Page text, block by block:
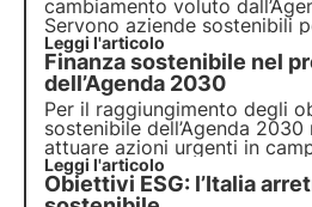
cambiamento voluto
Servono aziende sostenibili
e per stare al passo con la
sistema economico, sociale e
sostenga gli obiettivi.
Leggi l'articolo
Finanza sostenibile nel
dell’Agenda 2030
Per il raggiungimento degli
sostenibile dell’Agenda 2030 nasce la necessità di
attuare azioni urgenti in
occasione del Summit 2023,
necessità di implementare
Leggi l'articolo
Obiettivi ESG: l’Italia